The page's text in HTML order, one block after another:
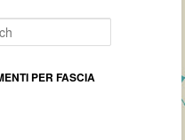
PER FASCIA